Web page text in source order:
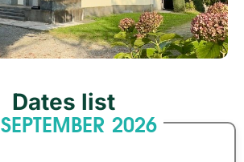
Dates list
SEPTEMBER 2026